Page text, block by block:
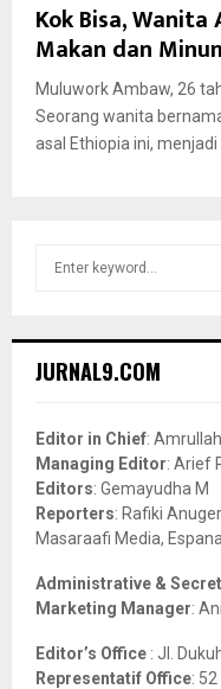
Kok Bisa,
Makan dan
Muluwork Ambaw, 26
Seorang wanita
asal Ethiopia ini, menjadi
h
o
r
:
JURNAL9.COM
Editor in Chief: Amrullah
Managing Editor: Arief
Editors: Gemayudha M
Reporters: Rafiki
Masaraafi Media,
Administrative &
Marketing Manager:
Editor’s Office : Jl.
Representatif Office: